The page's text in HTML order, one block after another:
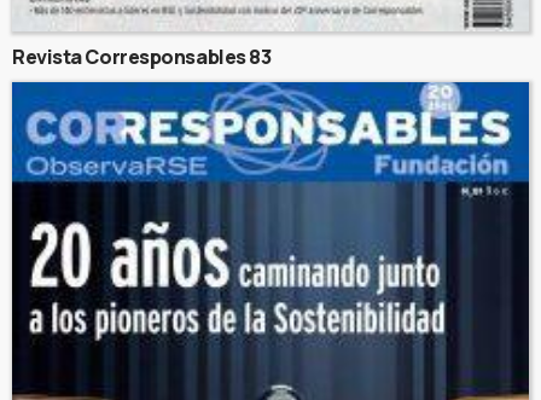
Revista Corresponsables 83